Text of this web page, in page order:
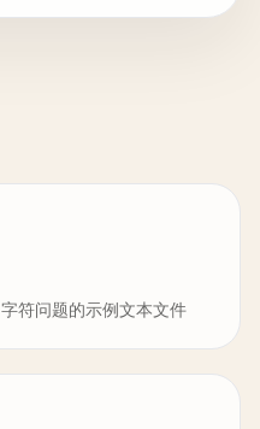
符问题的示例文本文件